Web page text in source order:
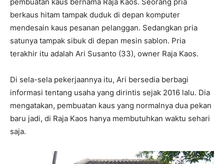
berkaus hitam tampak duduk di depan komputer
mendesain kaus pesanan pelanggan. Sedangkan pria
satunya tampak sibuk di depan mesin sablon. Pria
terakhir itu adalah Ari Susanto (33), owner Raja Kaos.
Di sela-sela pekerjaannya itu, Ari bersedia berbagi
informasi tentang usaha yang dirintis sejak 2016 lalu. Dia
mengatakan, pembuatan kaus yang normalnya dua pekan
baru jadi, di Raja Kaos hanya membutuhkan waktu sehari
saja.